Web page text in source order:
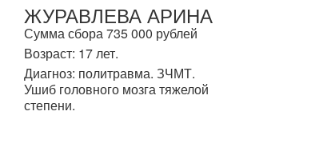
ЖУРАВЛЕВА АРИНА
Сумма сбора 735 000 рублей
Возраст: 17 лет.
Диагноз: политравма. ЗЧМТ.
Ушиб головного мозга тяжелой
степени.